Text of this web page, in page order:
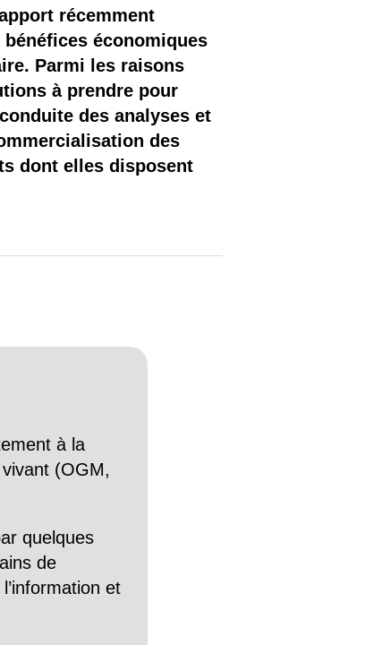
récemment
économiques
Parmi les raisons
à prendre pour
des analyses et
des
dont elles disposent
à la
(OGM,
quelques
de
et